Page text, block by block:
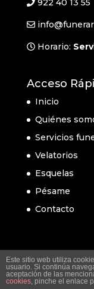
922 40 13 55
Horario:
Acceso
Inicio
Quiénes
Servicios
Velatorios
Esquelas
Pésame
Contacto
Este sitio web utiliza
usuario. Si continúa
aceptación de las
cookies, pinche el enlace